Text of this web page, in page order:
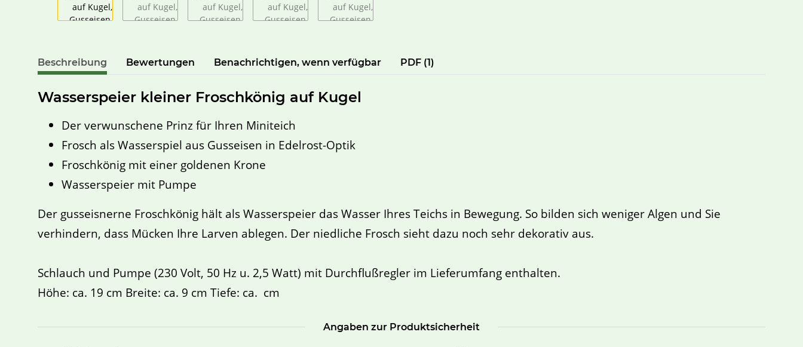
Beschreibung Bewertungen Benachrichtigen, wenn verfügbar PDF (1)
Wasserspeier kleiner Froschkönig auf Kugel
Der verwunschene Prinz für Ihren Miniteich
Frosch als Wasserspiel aus Gusseisen in Edelrost-Optik
Froschkönig mit einer goldenen Krone
Wasserspeier mit Pumpe
Der gusseisnerne Froschkönig hält als Wasserspeier das Wasser Ihres Teichs in Bewegung. So bilden sich weniger Algen und Sie
verhindern, dass Mücken Ihre Larven ablegen. Der niedliche Frosch sieht dazu noch sehr dekorativ aus.
Schlauch und Pumpe (230 Volt, 50 Hz u. 2,5 Watt) mit Durchflußregler im Lieferumfang enthalten.
Höhe: ca. 19 cm Breite: ca. 9 cm Tiefe: ca. cm
Angaben zur Produktsicherheit